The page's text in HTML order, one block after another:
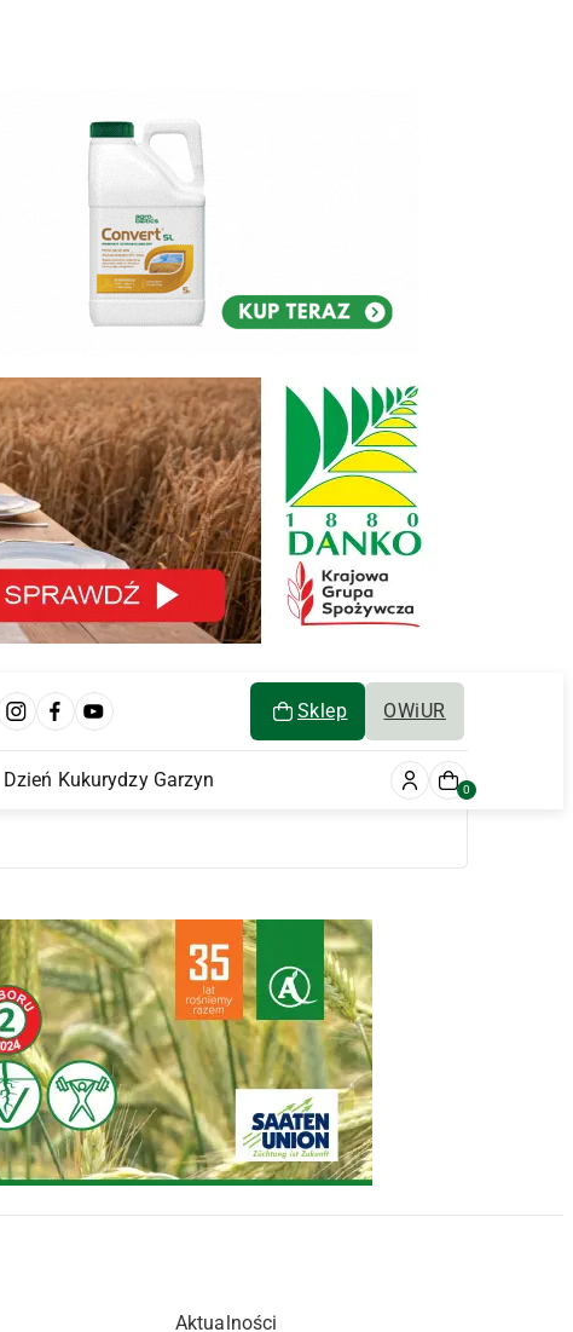
Sklep OWiUR
Dzień Kukurydzy Garzyn 0
Aktualności